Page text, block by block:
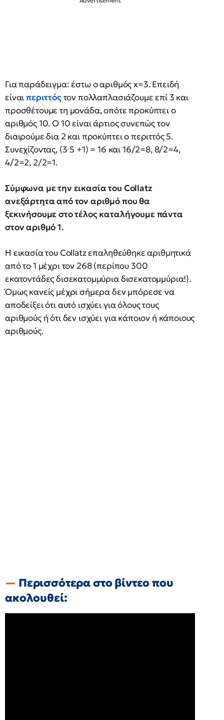
Για παράδειγμα: έστω o αριθμός x=3. Επειδή
είναιπεριττόςτον πολλαπλασιάζουμε επί 3 και
προσθέτουμε τη μονάδα, οπότε προκύπτει ο
αριθμός 10. Ο 10 είναι άρτιος συνεπώς τον
διαιρούμε δια 2 και προκύπτει ο περιττός 5.
Συνεχίζοντας, (3∙5 +1) = 16 και 16/2=8, 8/2=4,
4/2=2, 2/2=1.
Σύμφωνα με την εικασία του Collatz
ανεξάρτητα από τον αριθμό που θα
ξεκινήσουμε στο τέλος καταλήγουμε πάντα
στον αριθμό 1.
Η εικασία του Collatz επαληθεύθηκε αριθμητικά
από το 1 μέχρι τον 268 (περίπου 300
εκατοντάδες δισεκατομμύρια δισεκατομμύρια!).
Όμως κανείς μέχρι σήμερα δεν μπόρεσε να
αποδείξει ότι αυτό ισχύει για όλους τους
αριθμούς ή ότι δεν ισχύει για κάποιον ή κάποιους
αριθμούς.
Περισσότερα στο βίντεο που
ακολουθεί: